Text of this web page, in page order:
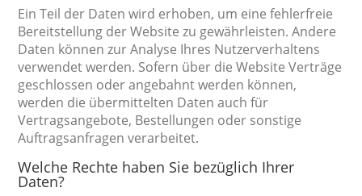
Ein Teil der Daten wird erhoben, um eine fehlerfreie
Bereitstellung der Website zu gewährleisten. Andere
Daten können zur Analyse Ihres Nutzerverhaltens
verwendet werden. Sofern über die Website Verträge
geschlossen oder angebahnt werden können,
werden die übermittelten Daten auch für
Vertragsangebote, Bestellungen oder sonstige
Auftragsanfragen verarbeitet.
Welche Rechte haben Sie bezüglich Ihrer
Daten?